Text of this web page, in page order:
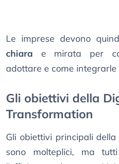
Le imprese devono
chiara e mirata per
adottare e come
Gli obiettivi della
Transformation
Gli obiettivi principali
sono molteplici, ma